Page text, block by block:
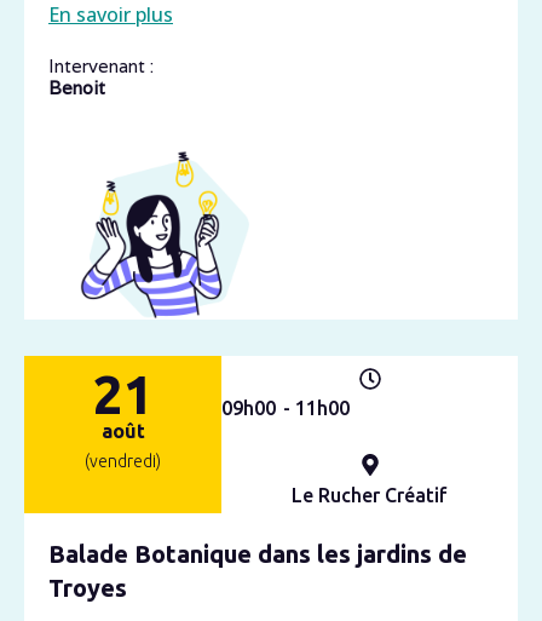
En savoir plus
Intervenant :
Benoit
21
août
(vendredi)
09h00 - 11h00
Le Rucher Créatif
Balade Botanique dans les jardins de
Troyes